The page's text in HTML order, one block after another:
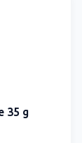
35 g